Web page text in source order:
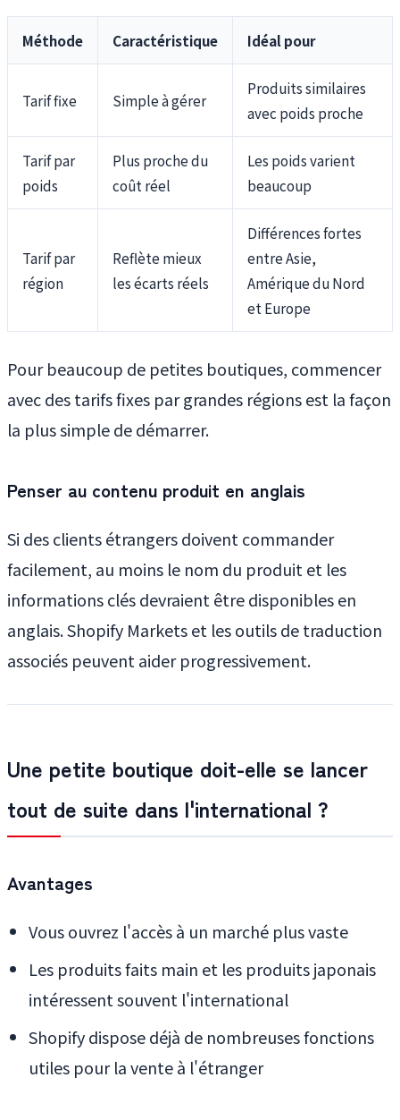
Méthode Caractéristique Idéal pour
Tarif fixe Simple à gérer
Produits similaires
avec poids proche
Tarif par
poids
Plus proche du
coût réel
Les poids varient
beaucoup
Tarif par
région
Reflète mieux
les écarts réels
Différences fortes
entre Asie,
Amérique du Nord
et Europe
Pour beaucoup de petites boutiques, commencer
avec des tarifs fixes par grandes régions est la façon
la plus simple de démarrer.
Penser au contenu produit en anglais
Si des clients étrangers doivent commander
facilement, au moins le nom du produit et les
informations clés devraient être disponibles en
anglais. Shopify Markets et les outils de traduction
associés peuvent aider progressivement.
Une petite boutique doit-elle se lancer
tout de suite dans l'international ?
Avantages
Vous ouvrez l'accès à un marché plus vaste
Les produits faits main et les produits japonais
intéressent souvent l'international
Shopify dispose déjà de nombreuses fonctions
utiles pour la vente à l'étranger